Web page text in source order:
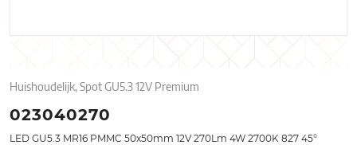
Huishoudelijk, Spot GU5.3 12V Premium
023040270
LED GU5.3 MR16 PMMC 50x50mm 12V 270Lm 4W 2700K 827 45°